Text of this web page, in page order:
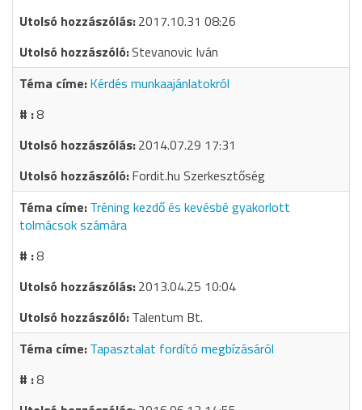
2017.10.31 08:26
Stevanovic Iván
Kérdés munkaajánlatokról
8
2014.07.29 17:31
Fordit.hu Szerkesztőség
Tréning kezdő és kevésbé gyakorlott
tolmácsok számára
8
2013.04.25 10:04
Talentum Bt.
Tapasztalat fordító megbízásáról
8